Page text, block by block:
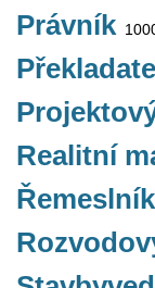
Právník
Realitní